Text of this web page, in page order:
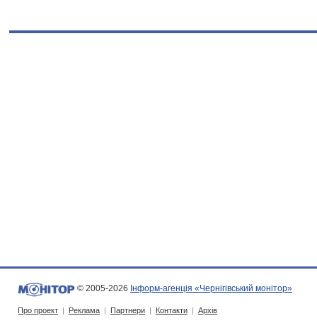
© 2005-2026 Інформ-агенція «Чернігівський монітор»
Про проект | Реклама | Партнери | Контакти | Архів